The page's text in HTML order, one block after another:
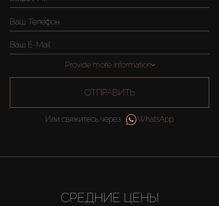
Provide more information
ОТПРАВИТЬ
Или свяжитесь через WhatsApp
СРЕДНИЕ ЦЕНЫ